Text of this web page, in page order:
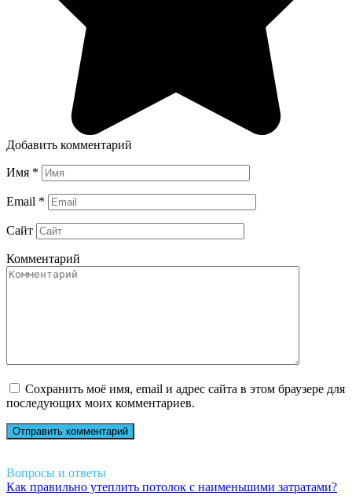
Добавить комментарий
Имя *
Email *
Сайт
Комментарий
Сохранить моё имя, email и адрес сайта в этом браузере для
последующих моих комментариев.
Вопросы и ответы
Как правильно утеплить потолок с наименьшими затратами?